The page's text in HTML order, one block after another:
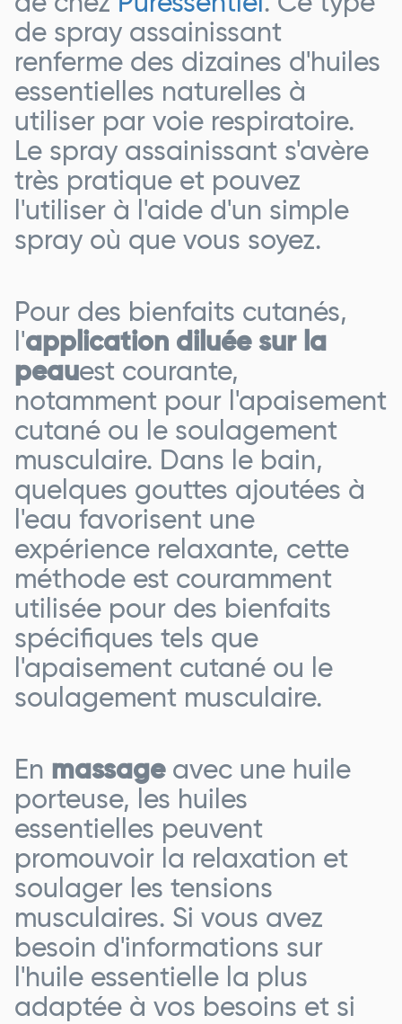
de spray assainissant
renferme des dizaines d'huiles
essentielles naturelles à
utiliser par voie respiratoire.
Le spray assainissant s'avère
très pratique et pouvez
l'utiliser à l'aide d'un simple
spray où que vous soyez.
Pour des bienfaits cutanés,
l'application diluée sur la
peauest courante,
notamment pour l'apaisement
cutané ou le soulagement
musculaire. Dans le bain,
quelques gouttes ajoutées à
l'eau favorisent une
expérience relaxante, cette
méthode est couramment
utilisée pour des bienfaits
spécifiques tels que
l'apaisement cutané ou le
soulagement musculaire.
En massageavec une huile
porteuse, les huiles
essentielles peuvent
promouvoir la relaxation et
soulager les tensions
musculaires. Si vous avez
besoin d'informations sur
l'huile essentielle la plus
adaptée à vos besoins et si